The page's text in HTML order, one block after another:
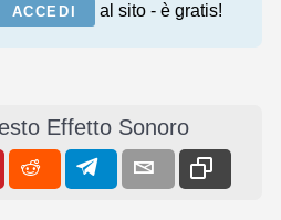
ACCEDI al sito - è gratis!
Effetto Sonoro